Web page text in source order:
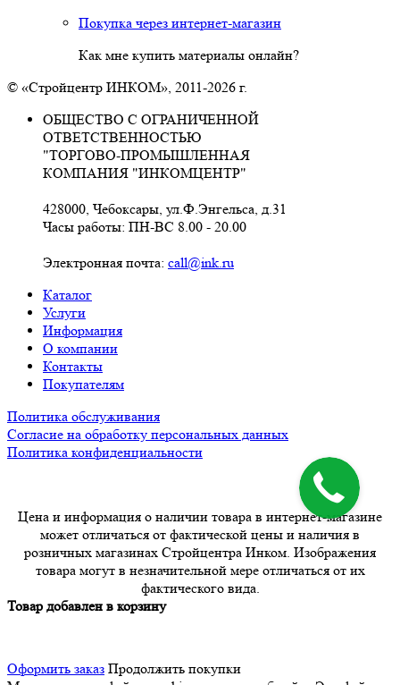
Покупка через интернет-магазин
Как мне купить материалы онлайн?
© «Стройцентр ИНКОМ», 2011-2026 г.
ОБЩЕСТВО С ОГРАНИЧЕННОЙ
ОТВЕТСТВЕННОСТЬЮ
"ТОРГОВО-ПРОМЫШЛЕННАЯ
КОМПАНИЯ "ИНКОМЦЕНТР"
428000, Чебоксары, ул.Ф.Энгельса, д.31
Часы работы: ПН-ВС 8.00 - 20.00
Электронная почта: call@ink.ru
Каталог
Услуги
Информация
О компании
Контакты
Покупателям
Политика обслуживания
Согласие на обработку персональных данных
Политика конфиденциальности
Цена и информация о наличии товара в интернет-магазине
может отличаться от фактической цены и наличия в
розничных магазинах Стройцентра Инком. Изображения
товара могут в незначительной мере отличаться от их
фактического вида.
Товар добавлен в корзину
Оформить заказ Продолжить покупки